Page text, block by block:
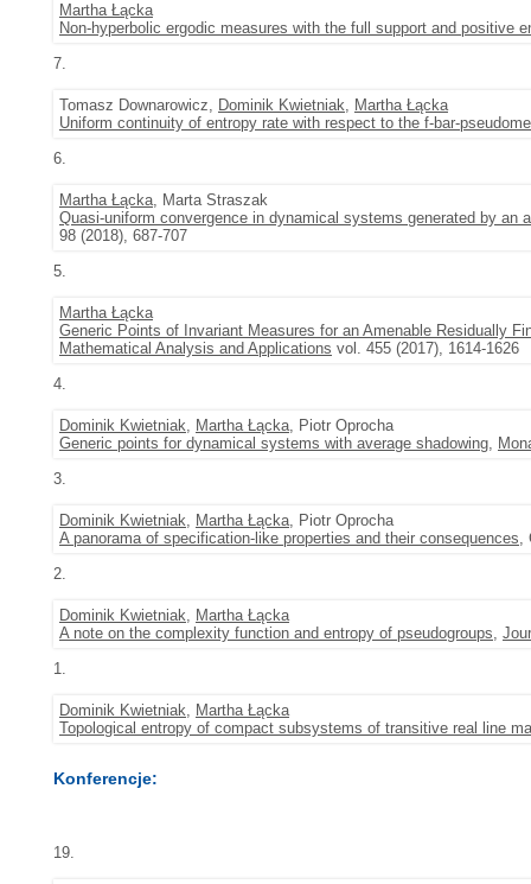
Martha Łącka
Non-hyperbolic ergodic measures with the full support and positive
7.
Tomasz Downarowicz, Dominik Kwietniak, Martha Łącka
Uniform continuity of entropy rate with respect to the f-bar-
6.
Martha Łącka, Marta Straszak
Quasi-uniform convergence in dynamical systems generated by an
98 (2018), 687-707
5.
Martha Łącka
Generic Points of Invariant Measures for an Amenable Residually
Mathematical Analysis and Applications vol. 455 (2017), 1614-1626
4.
Dominik Kwietniak, Martha Łącka, Piotr Oprocha
Generic points for dynamical systems with average shadowing,
3.
Dominik Kwietniak, Martha Łącka, Piotr Oprocha
A panorama of specification-like properties and their consequences,
2.
Dominik Kwietniak, Martha Łącka
A note on the complexity function and entropy of pseudogroups,
1.
Dominik Kwietniak, Martha Łącka
Topological entropy of compact subsystems of transitive real line
Konferencje:
19.